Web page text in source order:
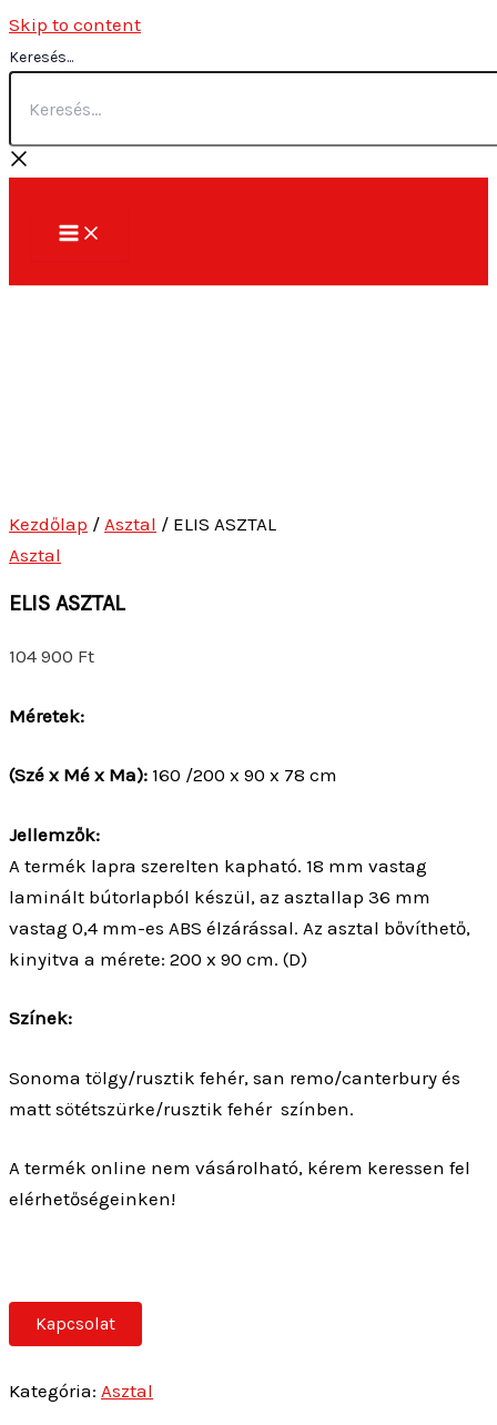
Skip to content
Keresés...
Kezdőlap / Asztal / ELIS ASZTAL
Asztal
ELIS ASZTAL
104 900 Ft
Méretek:
(Szé x Mé x Ma): 160 /200 x 90 x 78 cm
Jellemzők:
A termék lapra szerelten kapható. 18 mm vastag
laminált bútorlapból készül, az asztallap 36 mm
vastag 0,4 mm-es ABS élzárással. Az asztal bővíthető,
kinyitva a mérete: 200 x 90 cm. (D)
Színek:
Sonoma tölgy/rusztik fehér, san remo/canterbury és
matt sötétszürke/rusztik fehér színben.
A termék online nem vásárolható, kérem keressen fel
elérhetőségeinken!
Kapcsolat
Kategória: Asztal